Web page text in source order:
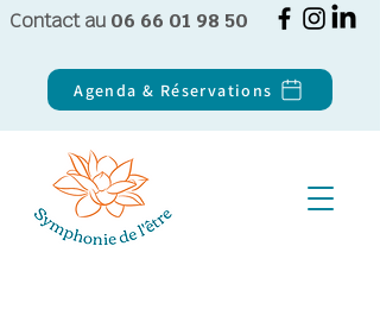
Contact au 06 66 01 98 50
Agenda & Réservations